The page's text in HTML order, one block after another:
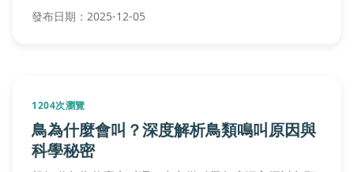
幼年到老年的完整指南，解決飼主常見疑問，讓你的道
發布日期：2025-12-27
2531次瀏覽
天竺鼠專賣店全攻略｜台灣選購指南、價
格、飼養禁忌與推薦店家